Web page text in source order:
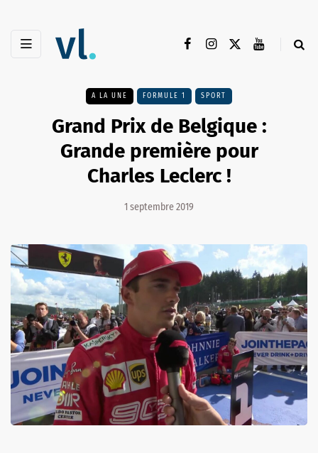
A LA UNE FORMULE 1 SPORT
Grand Prix de Belgique :
Grande première pour
Charles Leclerc !
1 septembre 2019